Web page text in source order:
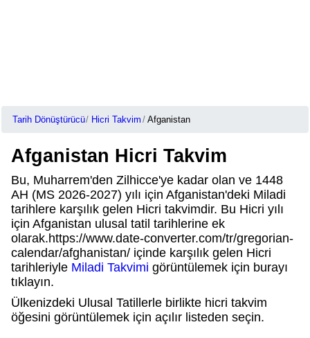
Tarih Dönüştürücü Hicri Takvim Afganistan
Afganistan Hicri Takvim
Bu, Muharrem'den Zilhicce'ye kadar olan ve 1448
AH (MS 2026-2027) yılı için Afganistan'deki Miladi
tarihlere karşılık gelen Hicri takvimdir. Bu Hicri yılı
için Afganistan ulusal tatil tarihlerine ek
olarak.https://www.date-converter.com/tr/gregorian-
calendar/afghanistan/ içinde karşılık gelen Hicri
tarihleriyle Miladi Takvimi görüntülemek için burayı
tıklayın.
Ülkenizdeki Ulusal Tatillerle birlikte hicri takvim
öğesini görüntülemek için açılır listeden seçin.